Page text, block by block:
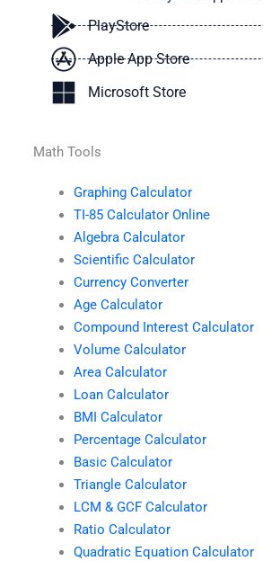
PlayStore
Apple App Store
Microsoft Store
Math Tools
Graphing Calculator
TI-85 Calculator Online
Algebra Calculator
Scientific Calculator
Currency Converter
Age Calculator
Compound Interest Calculator
Volume Calculator
Area Calculator
Loan Calculator
BMI Calculator
Percentage Calculator
Basic Calculator
Triangle Calculator
LCM & GCF Calculator
Ratio Calculator
Quadratic Equation Calculator